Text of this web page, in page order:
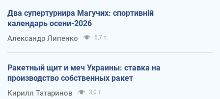
Два супертурнира Магучих: спортивній
календарь осени-2026
Александр Липенко 6,7 т.
Ракетный щит и меч Украины: ставка на
производство собственных ракет
Кирилл Татаринов 3,0 т.